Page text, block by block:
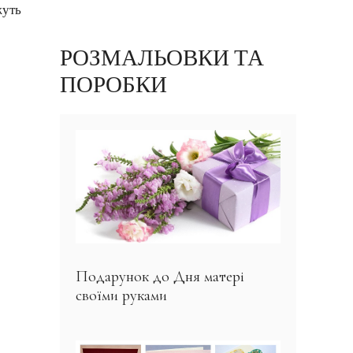
РОЗМАЛЬОВКИ ТА
ПОРОБКИ
Подарунок до Дня матері
своїми руками